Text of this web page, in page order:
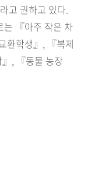
고 권하고 있다.
는 『아주 작은 차
환학생』, 『복제
, 『동물 농장